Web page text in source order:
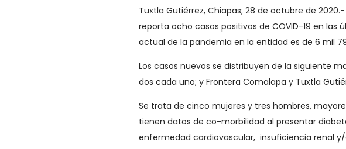
Tuxtla Gutiérrez, Chiapas; 28 de octubre de
reporta ocho casos positivos de COVID-19 en las
actual de la pandemia en la entidad es de 6 mil
Los casos nuevos se distribuyen de la siguiente
dos cada uno; y Frontera Comalapa y Tuxtla
Se trata de cinco mujeres y tres hombres,
tienen datos de co-morbilidad al presentar
enfermedad cardiovascular, insuficiencia renal